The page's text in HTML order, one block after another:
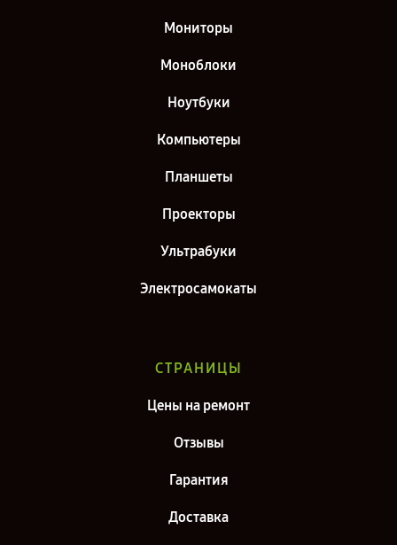
Мониторы
Моноблоки
Ноутбуки
Компьютеры
Планшеты
Проекторы
Ультрабуки
Электросамокаты
СТРАНИЦЫ
Цены на ремонт
Отзывы
Гарантия
Доставка